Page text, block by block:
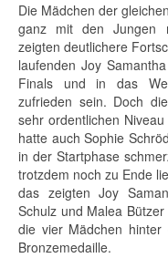
Die Mädchen der
ganz mit den Jungen
zeigten deutlichere
laufenden Joy
Finals und in das
zufrieden sein. Doch
sehr ordentlichen
hatte auch Sophie
in der Startphase
trotzdem noch zu Ende
das zeigten Joy
Schulz und Malea
die vier Mädchen
Bronzemedaille.